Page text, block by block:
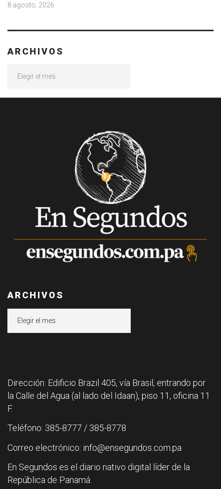
8 agosto, 2026
ARCHIVOS
ARCHIVOS
Dirección: Edificio Brazil 405, vía Brasil, entrando por
la Calle del Agua (al lado del Idaan), piso 11, oficina 11
F.
Teléfono: 385-8777 / 385-8778
Correo electrónico: info@ensegundos.com.pa
En Segundos es el diario nativo digital líder de la
República de Panamá.